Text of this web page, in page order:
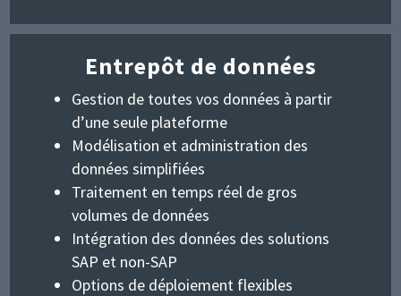
Entrepôt de données
Gestion de toutes vos données à partir
d’une seule plateforme
Modélisation et administration des
données simplifiées
Traitement en temps réel de gros
volumes de données
Intégration des données des solutions
SAP et non-SAP
Options de déploiement flexibles